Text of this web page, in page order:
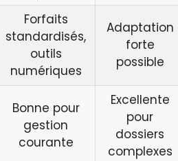
Forfaits
standardisés,
outils
numériques
Adaptation
forte
possible
Bonne pour
gestion
courante
Excellente
pour
dossiers
complexes